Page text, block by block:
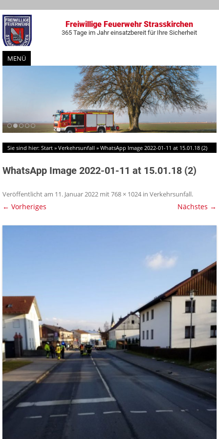
Freiwillige Feuerwehr Strasskirchen
365 Tage im Jahr einsatzbereit für Ihre Sicherheit
MENÜ
Zum
Inhalt
springen
Sie sind hier: Start » Verkehrsunfall » WhatsApp Image 2022-01-11 at 15.01.18 (2)
WhatsApp Image 2022-01-11 at 15.01.18 (2)
Veröffentlicht am 11. Januar 2022 mit768 × 1024 in Verkehrsunfall.
← Vorheriges Nächstes →